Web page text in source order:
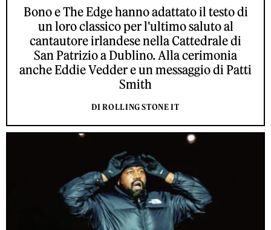
Bono e The Edge hanno adattato il testo di
un loro classico per l'ultimo saluto al
cantautore irlandese nella Cattedrale di
San Patrizio a Dublino. Alla cerimonia
anche Eddie Vedder e un messaggio di Patti
Smith
DI ROLLING STONE IT